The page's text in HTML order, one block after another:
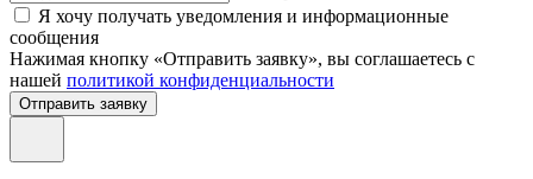
Я хочу получать уведомления и информационные
сообщения
Нажимая кнопку «Отправить заявку», вы соглашаетесь с
нашей политикой конфиденциальности
Отправить заявку